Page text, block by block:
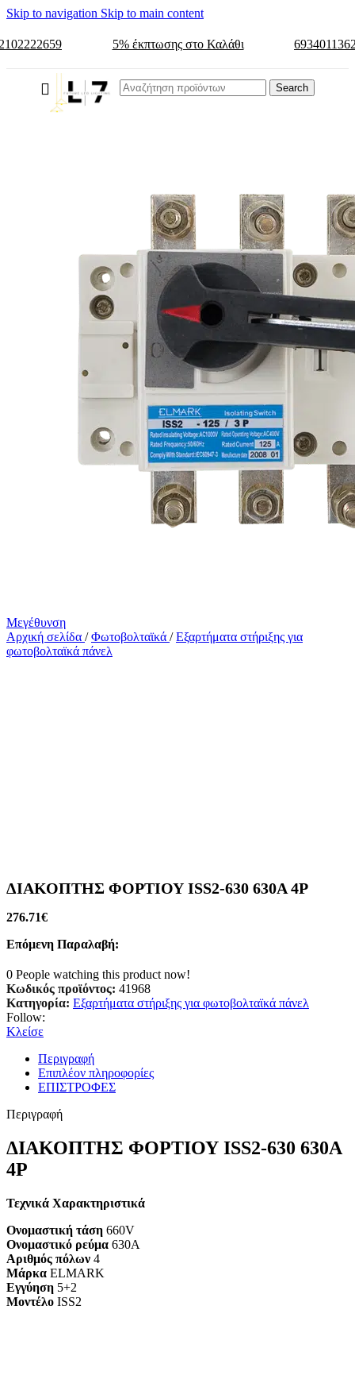
Skip to navigation Skip to main content
5% έκπτωσης στο Καλάθι
Search
Μεγέθυνση
Αρχική σελίδα / Φωτοβολταϊκά / Εξαρτήματα στήριξης για
φωτοβολταϊκά πάνελ
ΔΙΑΚΟΠΤΗΣ ΦΟΡΤΙΟΥ ISS2-630 630A 4P
276.71€
Επόμενη Παραλαβή:
0 People watching this product now!
Κωδικός προϊόντος: 41968
Κατηγορία: Εξαρτήματα στήριξης για φωτοβολταϊκά πάνελ
Follow:
Κλείσε
Περιγραφή
Επιπλέον πληροφορίες
ΕΠΙΣΤΡΟΦΕΣ
Περιγραφή
ΔΙΑΚΟΠΤΗΣ ΦΟΡΤΙΟΥ ISS2-630 630A
4P
Τεχνικά Χαρακτηριστικά
Ονομαστική τάση 660V
Ονομαστικό ρεύμα 630A
Αριθμός πόλων 4
Μάρκα ELMARK
Εγγύηση 5+2
Mοντέλο ISS2